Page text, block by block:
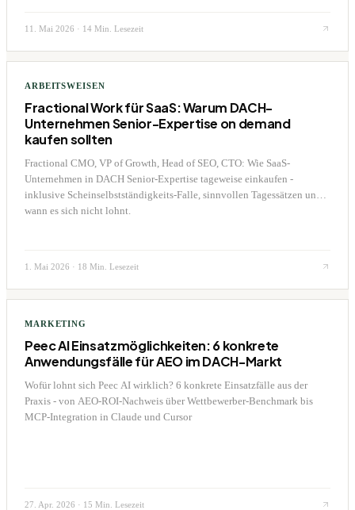
11. Mai 2026 · 14 Min. Lesezeit
ARBEITSWEISEN
Fractional Work für SaaS: Warum DACH-
Unternehmen Senior-Expertise on demand
kaufen sollten
Fractional CMO, VP of Growth, Head of SEO, CTO: Wie SaaS-
Unternehmen in DACH Senior-Expertise tageweise einkaufen -
inklusive Scheinselbstständigkeits-Falle, sinnvollen Tagessätzen und
wann es sich nicht lohnt.
1. Mai 2026 · 18 Min. Lesezeit
MARKETING
Peec AI Einsatzmöglichkeiten: 6 konkrete
Anwendungsfälle für AEO im DACH-Markt
Wofür lohnt sich Peec AI wirklich? 6 konkrete Einsatzfälle aus der
Praxis - von AEO-ROI-Nachweis über Wettbewerber-Benchmark bis
MCP-Integration in Claude und Cursor
27. Apr. 2026 · 15 Min. Lesezeit